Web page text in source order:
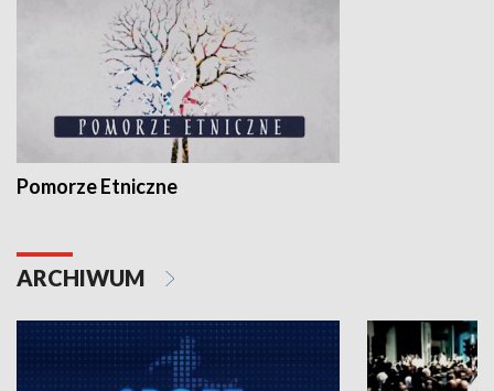
Pomorze Etniczne
ARCHIWUM